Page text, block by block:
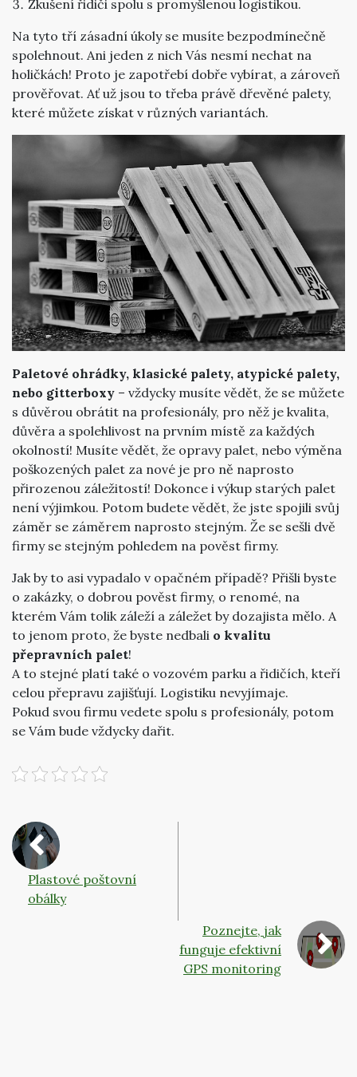
Zkušení řidiči spolu s promyšlenou logistikou.
Na tyto tří zásadní úkoly se musíte bezpodmínečně
spolehnout. Ani jeden z nich Vás nesmí nechat na
holičkách! Proto je zapotřebí dobře vybírat, a zároveň
prověřovat. Ať už jsou to třeba právě dřevěné palety,
které můžete získat v různých variantách.
Paletové ohrádky, klasické palety, atypické palety,
nebo gitterboxy – vždycky musíte vědět, že se můžete
s důvěrou obrátit na profesionály, pro něž je kvalita,
důvěra a spolehlivost na prvním místě za každých
okolností! Musíte vědět, že opravy palet, nebo výměna
poškozených palet za nové je pro ně naprosto
přirozenou záležitostí! Dokonce i výkup starých palet
není výjimkou. Potom budete vědět, že jste spojili svůj
záměr se záměrem naprosto stejným. Že se sešli dvě
firmy se stejným pohledem na pověst firmy.
Jak by to asi vypadalo v opačném případě? Přišli byste
o zakázky, o dobrou pověst firmy, o renomé, na
kterém Vám tolik záleží a záležet by dozajista mělo. A
to jenom proto, že byste nedbali o kvalitu
přepravních palet!
A to stejné platí také o vozovém parku a řidičích, kteří
celou přepravu zajišťují. Logistiku nevyjímaje.
Pokud svou firmu vedete spolu s profesionály, potom
se Vám bude vždycky dařit.
Plastové poštovní
obálky
Poznejte, jak
funguje efektivní
GPS monitoring